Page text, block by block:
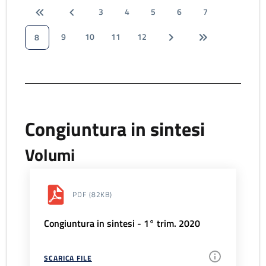
3 4 5 6
7
8
9 10 11 12
Congiuntura in sintesi
Volumi
PDF (82KB)
Congiuntura in sintesi - 1° trim. 2020
SCARICA FILE